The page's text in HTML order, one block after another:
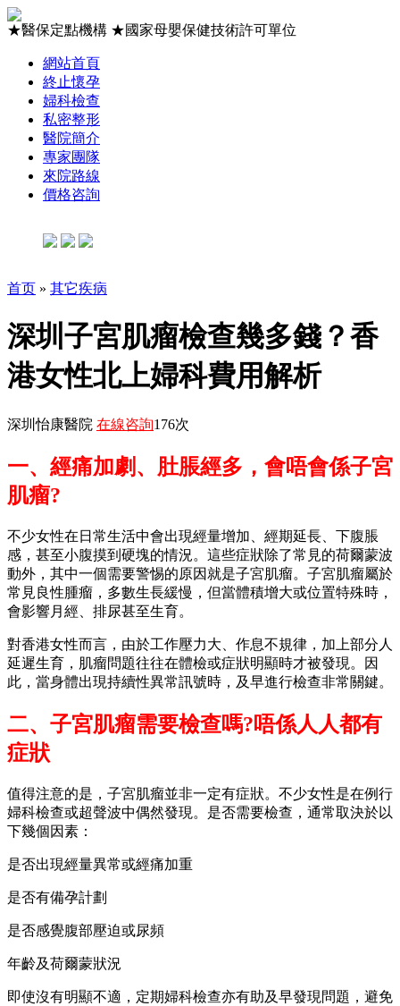
★醫保定點機構 ★國家母嬰保健技術許可單位
網站首頁
終止懷孕
婦科檢查
私密整形
醫院簡介
專家團隊
來院路線
價格咨詢
首页 » 其它疾病
深圳子宮肌瘤檢查幾多錢？香
港女性北上婦科費用解析
深圳怡康醫院 在線咨詢176次
一、經痛加劇、肚脹經多，會唔會係子宮
肌瘤?
不少女性在日常生活中會出現經量增加、經期延長、下腹脹
感，甚至小腹摸到硬塊的情況。這些症狀除了常見的荷爾蒙波
動外，其中一個需要警惕的原因就是子宮肌瘤。子宮肌瘤屬於
常見良性腫瘤，多數生長緩慢，但當體積增大或位置特殊時，
會影響月經、排尿甚至生育。
對香港女性而言，由於工作壓力大、作息不規律，加上部分人
延遲生育，肌瘤問題往往在體檢或症狀明顯時才被發現。因
此，當身體出現持續性異常訊號時，及早進行檢查非常關鍵。
二、子宮肌瘤需要檢查嗎?唔係人人都有
症狀
值得注意的是，子宮肌瘤並非一定有症狀。不少女性是在例行
婦科檢查或超聲波中偶然發現。是否需要檢查，通常取決於以
下幾個因素：
是否出現經量異常或經痛加重
是否有備孕計劃
是否感覺腹部壓迫或尿頻
年齡及荷爾蒙狀況
即使沒有明顯不適，定期婦科檢查亦有助及早發現問題，避免